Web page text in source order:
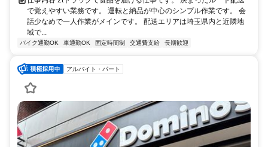
で覚えやすい業務です。 運転と納品が中心のシンプル作業です。 会
話少なめで一人作業がメインです。 配送エリアは埼玉県内と近隣地
域で...
バイク通勤OK 車通勤OK 固定時間制 交通費支給 長期歓迎
アルバイト・パート